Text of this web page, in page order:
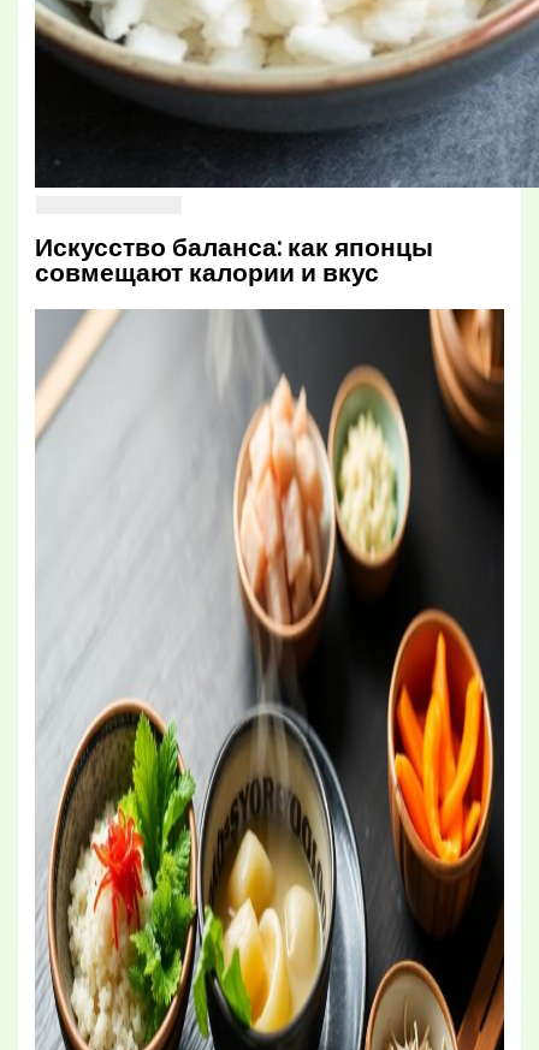
Искусство баланса: как японцы
совмещают калории и вкус